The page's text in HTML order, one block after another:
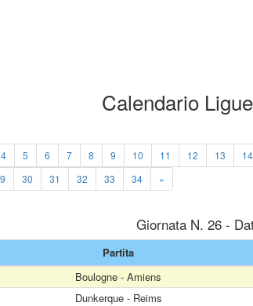
Calendario
4 5 6 7 8 9 10 11 12 13 14
30 31 32 33 34 »
Giornata N. 26 -
Partita
Boulogne - Amiens
Dunkerque - Reims